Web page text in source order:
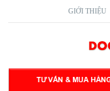
GIỚI THIỆU